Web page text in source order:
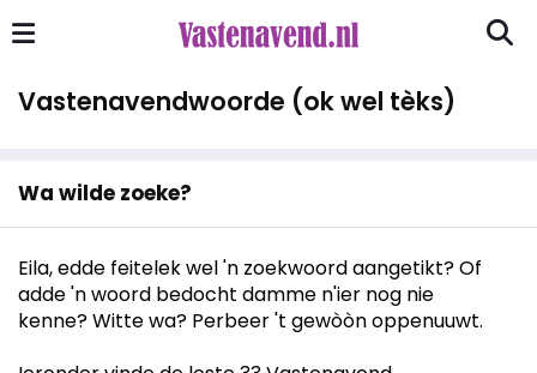
Vastenavendwoorde (ok wel tèks)
Wa wilde zoeke?
Eila, edde feitelek wel 'n zoekwoord aangetikt? Of
adde 'n woord bedocht damme n'ier nog nie
kenne? Witte wa? Perbeer 't gewòòn oppenuuwt.